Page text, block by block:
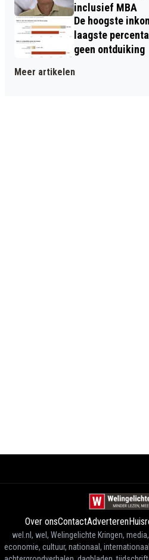
inclusief MBA
De hoogste
laagste
geen ontduiking
Meer artikelen
Over onsContactAdverteren
wel.nl, wel, Welingelichte Kringen,
economie, cultuur, nationaal,